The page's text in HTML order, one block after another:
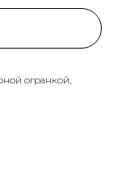
огранкой,